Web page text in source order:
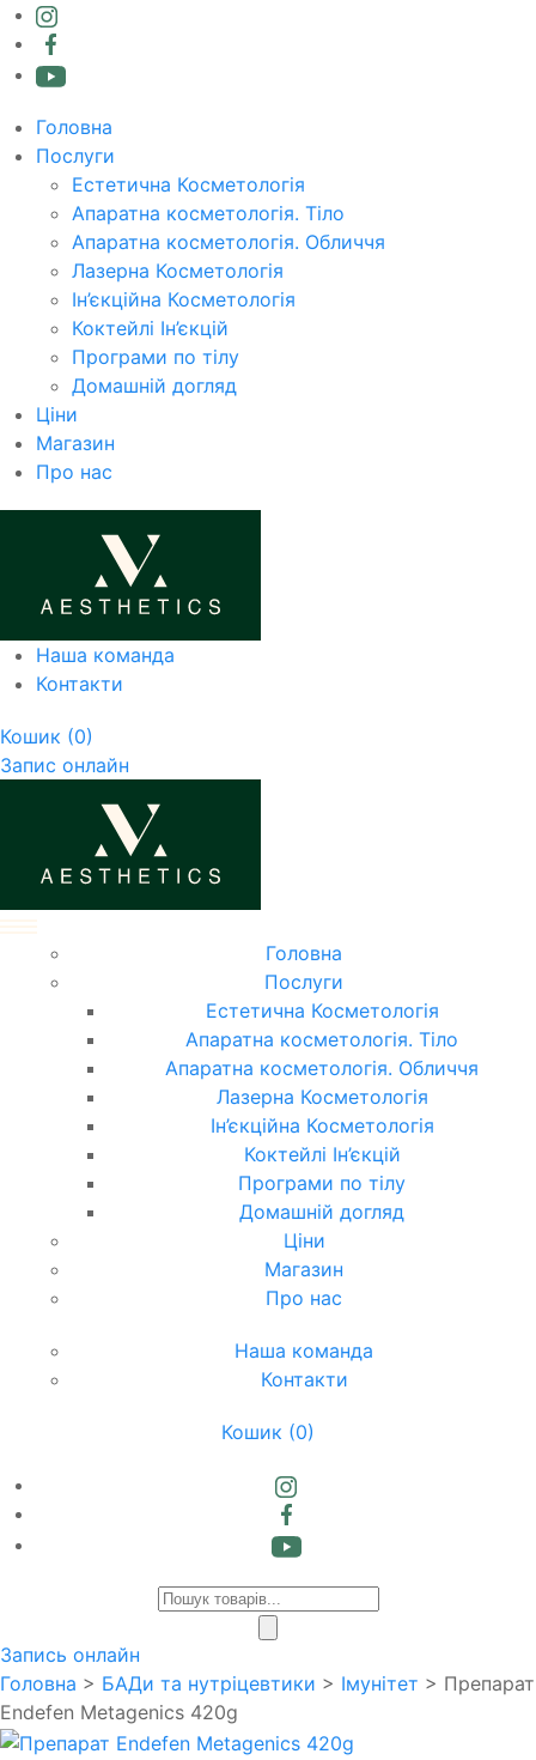
Головна
Послуги
Естетична Косметологія
Апаратна косметологія. Тіло
Апаратна косметологія. Обличчя
Лазерна Косметологія
Ін’єкційна Косметологія
Коктейлі Ін’єкцій
Програми по тілу
Домашній догляд
Ціни
Магазин
Про нас
Наша команда
Контакти
Кошик (0)
Запис онлайн
Головна
Послуги
Естетична Косметологія
Апаратна косметологія. Тіло
Апаратна косметологія. Обличчя
Лазерна Косметологія
Ін’єкційна Косметологія
Коктейлі Ін’єкцій
Програми по тілу
Домашній догляд
Ціни
Магазин
Про нас
Наша команда
Контакти
Кошик (0)
Products
Запись онлайн
Головна > БАДи та нутріцевтики > Імунітет > Препарат
Endefen Metagenics 420g